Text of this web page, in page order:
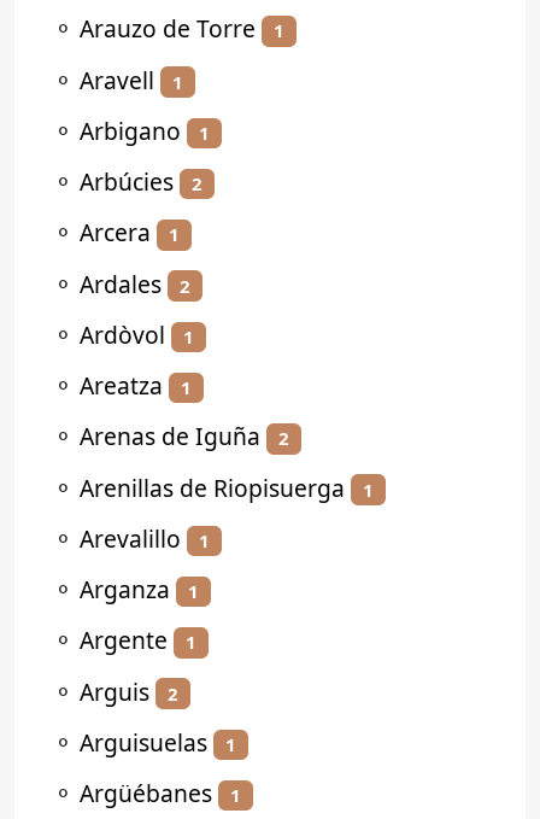
⚬ Arauzo de Torre 1
⚬ Aravell 1
⚬ Arbigano 1
⚬ Arbúcies 2
⚬ Arcera 1
⚬ Ardales 2
⚬ Ardòvol 1
⚬ Areatza 1
⚬ Arenas de Iguña 2
⚬ Arenillas de Riopisuerga 1
⚬ Arevalillo 1
⚬ Arganza 1
⚬ Argente 1
⚬ Arguis 2
⚬ Arguisuelas 1
⚬ Argüébanes 1